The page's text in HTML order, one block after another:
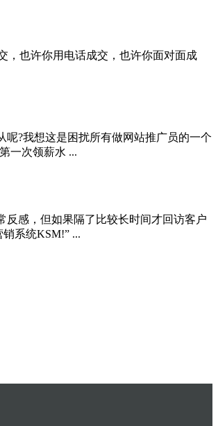
，也许你用电话成交，也许你面对面成
?我想这是困扰所有做网站推广员的一个
一次领薪水 ...
感，但如果隔了比较长时间才回访客户
系统KSM!” ...